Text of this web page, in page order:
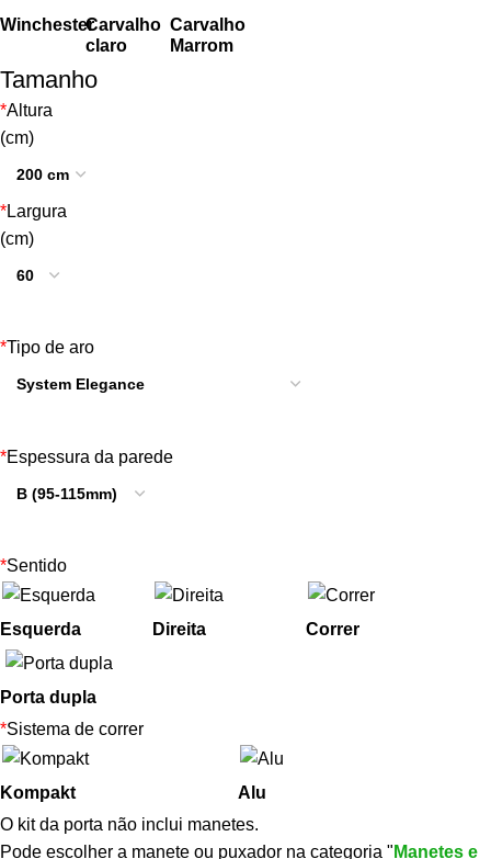
WinchesterCarvalho
claro
Carvalho
Marrom
Tamanho
*Altura
(cm)
*Largura
(cm)
*Tipo de aro
*Espessura da parede
*Sentido
Esquerda Direita Correr
Porta dupla
*Sistema de correr
Kompakt
Alu
O kit da porta não inclui manetes.
Pode escolher a manete ou puxador na categoria " Manetes e